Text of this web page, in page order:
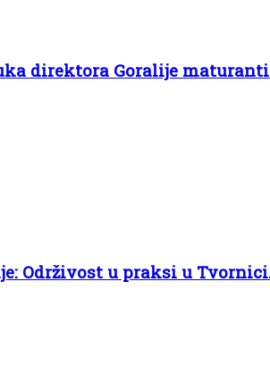
direktora Goralije
Održivost u praksi u